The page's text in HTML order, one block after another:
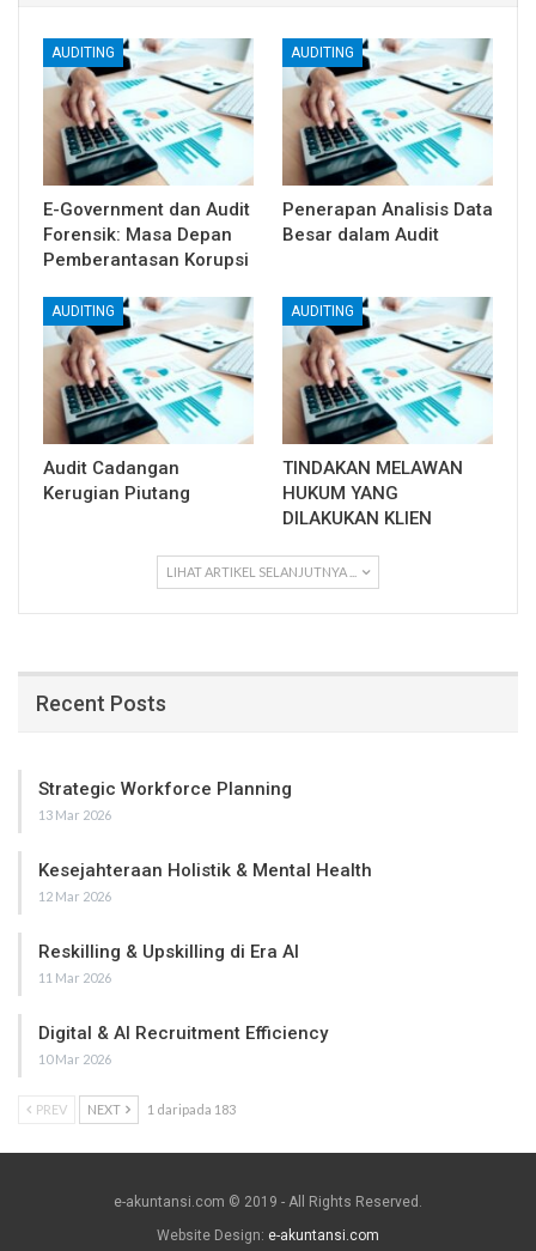
AUDITING
E-Government dan Audit
Forensik: Masa Depan
Pemberantasan Korupsi
AUDITING
Penerapan Analisis Data
Besar dalam Audit
AUDITING
Audit Cadangan
Kerugian Piutang
AUDITING
TINDAKAN MELAWAN
HUKUM YANG
DILAKUKAN KLIEN
LIHAT ARTIKEL SELANJUTNYA ...
Recent Posts
Strategic Workforce Planning
13 Mar 2026
Kesejahteraan Holistik & Mental Health
12 Mar 2026
Reskilling & Upskilling di Era AI
11 Mar 2026
Digital & AI Recruitment Efficiency
10 Mar 2026
PREV NEXT 1 daripada 183
e-akuntansi.com © 2019 - All Rights Reserved.
Website Design: e-akuntansi.com